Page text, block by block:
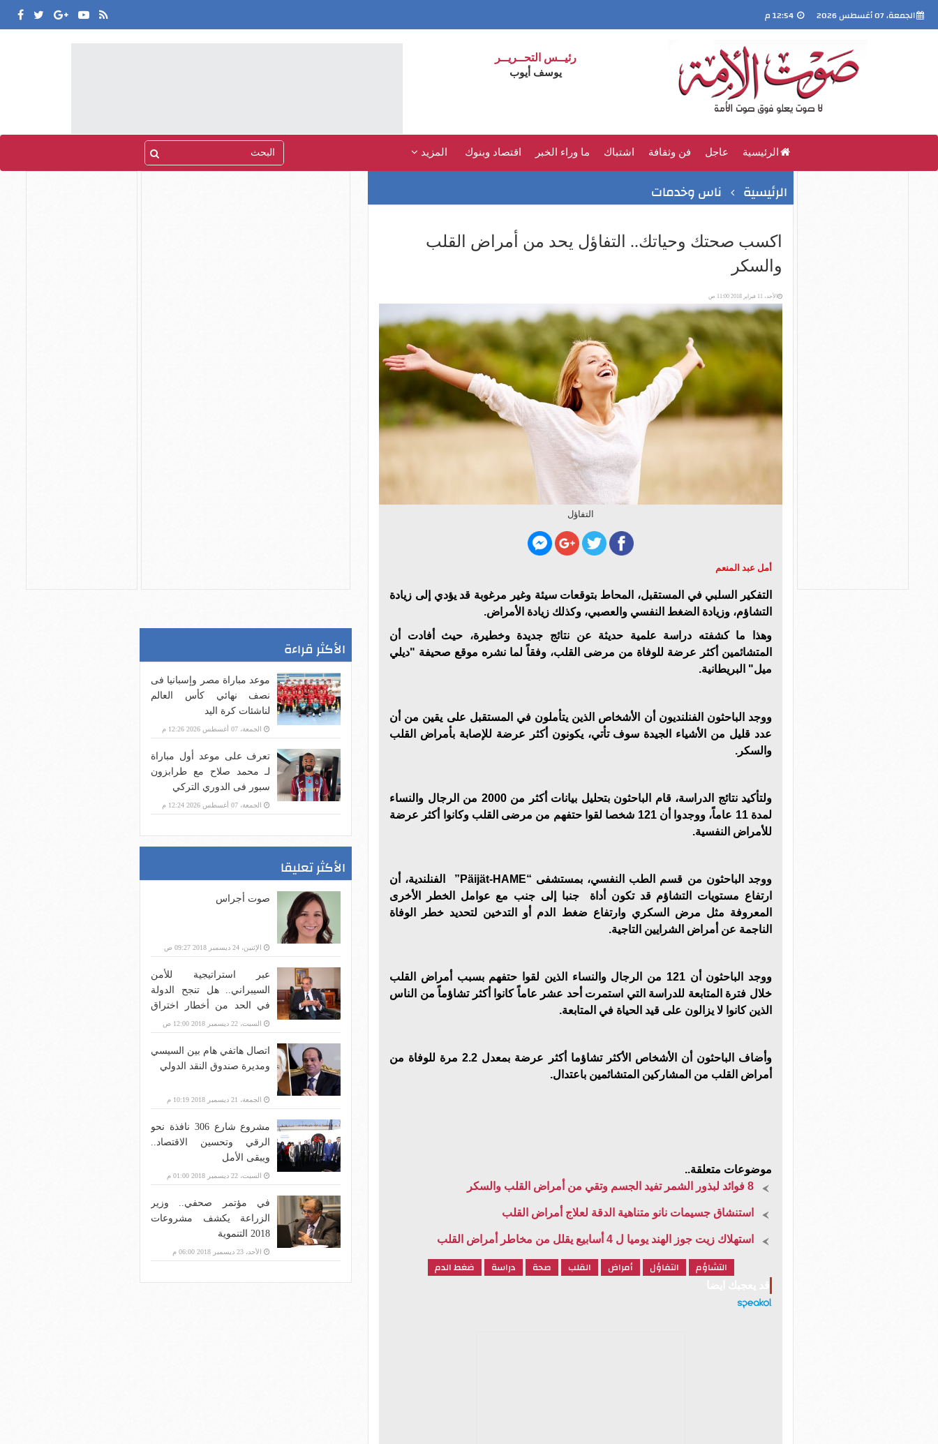
الجمعة، 07 أغسطس 2026
رئيــس التحــريــر
يوسف أيوب
الرئيسية عاجل فن وثقافة اشتباك ما وراء الخبر اقتصاد وبنوك المزيد
الرئيسية ناس وخدمات
اكسب صحتك وحياتك.. التفاؤل يحد من أمراض القلب
والسكر
الأحد، 11 فبراير 2018 11:00 ص
التفاؤل
أمل عبد المنعم
التفكير السلبي في المستقبل، المحاط بتوقعات سيئة وغير مرغوبة قد يؤدي إلى زيادة
التشاؤم، وزيادة الضغط النفسي والعصبي، وكذلك زيادة الأمراض.
وهذا ما كشفته دراسة علمية حديثة عن نتائج جديدة وخطيرة، حيث أفادت أن
المتشائمين أكثر عرضة للوفاة من مرضى القلب، وفقاً لما نشره موقع صحيفة "ديلي
ميل" البريطانية.
ووجد الباحثون الفنلنديون أن الأشخاص الذين يتأملون في المستقبل على يقين من أن
عدد قليل من الأشياء الجيدة سوف تأتي، يكونون أكثر عرضة للإصابة بأمراض القلب
والسكر.
ولتأكيد نتائج الدراسة، قام الباحثون بتحليل بيانات أكثر من 2000 من الرجال والنساء
لمدة 11 عاماً، ووجدوا أن 121 شخصا لقوا حتفهم من مرضى القلب وكانوا أكثر عرضة
للأمراض النفسية.
ووجد الباحثون من قسم الطب النفسي، بمستشفى “Päijät-HAME ” الفنلندية، أن
ارتفاع مستويات التشاؤم قد تكون أداة جنبا إلى جنب مع عوامل الخطر الأخرى
المعروفة مثل مرض السكري وارتفاع ضغط الدم أو التدخين لتحديد خطر الوفاة
الناجمة عن أمراض الشرايين التاجية.
ووجد الباحثون أن 121 من الرجال والنساء الذين لقوا حتفهم بسبب أمراض القلب
خلال فترة المتابعة للدراسة التي استمرت أحد عشر عاماً كانوا أكثر تشاؤماً من الناس
الذين كانوا لا يزالون على قيد الحياة في المتابعة.
وأضاف الباحثون أن الأشخاص الأكثر تشاؤما أكثر عرضة بمعدل 2.2 مرة للوفاة من
أمراض القلب من المشاركين المتشائمين باعتدال.
موضوعات متعلقة..
8 فوائد لبذور الشمر تفيد الجسم وتقي من أمراض القلب والسكر
استنشاق جسيمات نانو متناهية الدقة لعلاج أمراض القلب
استهلاك زيت جوز الهند يوميا ل 4 أسابيع يقلل من مخاطر أمراض القلب
التشاؤم التفاؤل أمراض القلب صحة دراسة ضغط الدم
الأكثر قراءة
موعد مباراة مصر وإسبانيا فى
نصف نهائي كأس العالم
لناشئات كرة اليد
الجمعة، 07 أغسطس 2026 12:26 م
تعرف على موعد أول مباراة
لـ محمد صلاح مع طرابزون
سبور فى الدوري التركي
الجمعة، 07 أغسطس 2026 12:24 م
الأكثر تعليقا
صوت أجراس
الإثنين، 24 ديسمبر 2018 09:27 ص
عبر استراتيجية للأمن
السيبراني.. هل تنجح الدولة
في الحد من أخطار اختراق
بنية الاتصالات؟
السبت، 22 ديسمبر 2018 12:00 ص
اتصال هاتفي هام بين السيسي
ومديرة صندوق النقد الدولي
الجمعة، 21 ديسمبر 2018 10:19 م
مشروع شارع 306 نافذة نحو
الرقي وتحسين الاقتصاد..
ويبقى الأمل
السبت، 22 ديسمبر 2018 01:00 م
في مؤتمر صحفي.. وزير
الزراعة يكشف مشروعات
2018 التنموية
الأحد، 23 ديسمبر 2018 06:00 م